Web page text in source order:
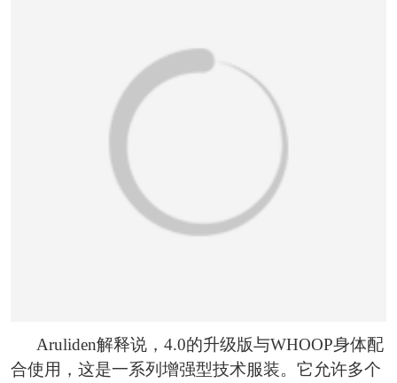
Aruliden解释说，4.0的升级版与WHOOP身体配
合使用，这是一系列增强型技术服装。它允许多个